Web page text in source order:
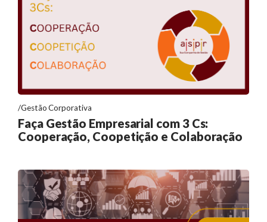
Gestão Corporativa
Faça Gestão Empresarial com 3 Cs:
Cooperação, Coopetição e Colaboração